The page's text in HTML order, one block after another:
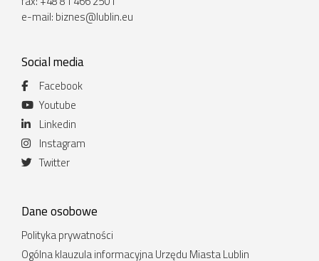
e-mail: biznes@lublin.eu
Social media
Facebook
Youtube
Linkedin
Instagram
Twitter
Dane osobowe
Polityka prywatności
Ogólna klauzula informacyjna Urzędu Miasta Lublin